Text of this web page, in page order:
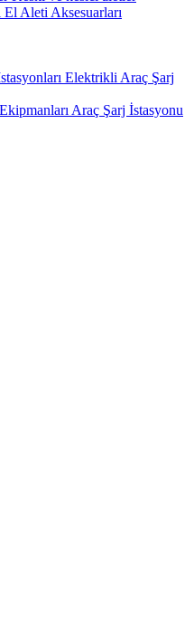
El Aleti Aksesuarları
Elektrikli Araç Şarj
Araç Şarj İstasyonu